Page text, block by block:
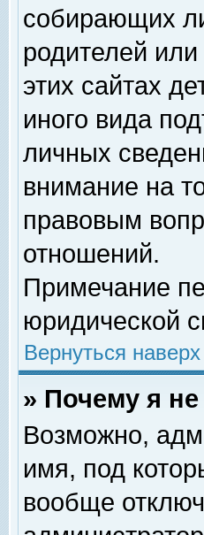
собирающих
родителей
этих сайтах
иного вида
личных
внимание на
правовым
отношений.
Примечание
юридической
Вернуться наверх
» Почему я не
Возможно,
имя, под
вообще